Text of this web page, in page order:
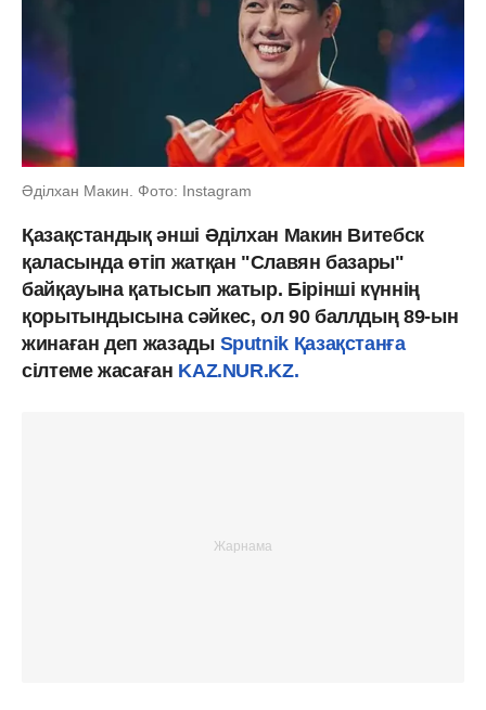
Әділхан Макин. Фото: Instagram
Қазақстандық әнші Әділхан Макин Витебск
қаласында өтіп жатқан "Славян базары"
байқауына қатысып жатыр. Бірінші күннің
қорытындысына сәйкес, ол 90 баллдың 89-ын
жинаған деп жазады Sputnik Қазақстанға
сілтеме жасаған KAZ.NUR.KZ.